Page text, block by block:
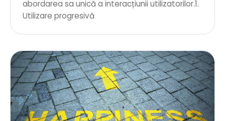
abordarea sa unică a interacțiunii utilizatorilor.1.
Utilizare progresivă